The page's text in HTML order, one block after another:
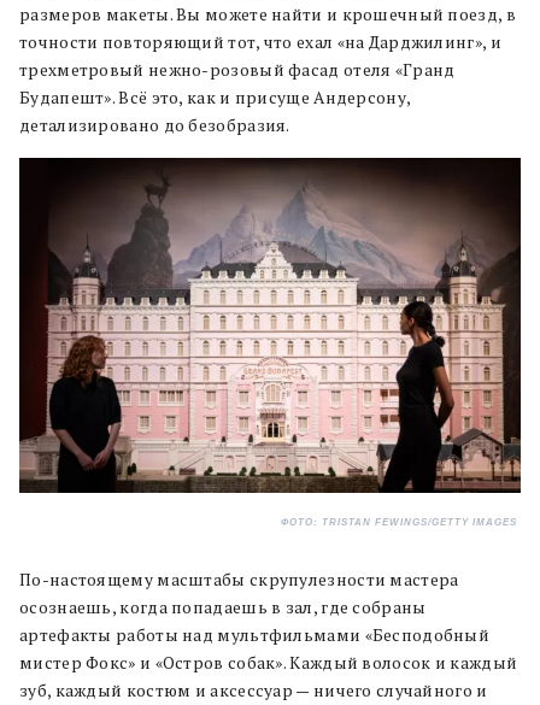
размеров макеты. Вы можете найти и крошечный поезд, в
точности повторяющий тот, что ехал «на Дарджилинг», и
трехметровый нежно-розовый фасад отеля «Гранд
Будапешт». Всё это, как и присуще Андерсону,
детализировано до безобразия.
ФОТО: TRISTAN FEWINGS/GETTY IMAGES
По-настоящему масштабы скрупулезности мастера
осознаешь, когда попадаешь в зал, где собраны
артефакты работы над мультфильмами «Бесподобный
мистер Фокс» и «Остров собак». Каждый волосок и каждый
зуб, каждый костюм и аксессуар — ничего случайного и